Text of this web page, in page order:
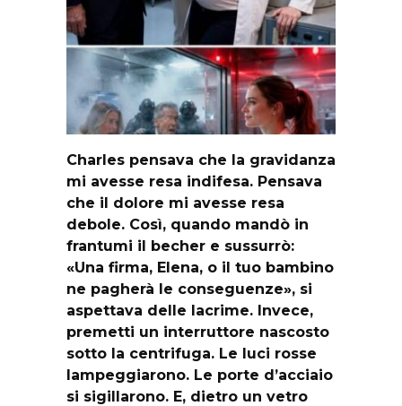
Charles pensava che la gravidanza
mi avesse resa indifesa. Pensava
che il dolore mi avesse resa
debole. Così, quando mandò in
frantumi il becher e sussurrò:
«Una firma, Elena, o il tuo bambino
ne pagherà le conseguenze», si
aspettava delle lacrime. Invece,
premetti un interruttore nascosto
sotto la centrifuga. Le luci rosse
lampeggiarono. Le porte d’acciaio
si sigillarono. E, dietro un vetro